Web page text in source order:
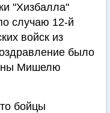
"Хизбалла"
случаю 12-й
войск из
было
Мишелю
бойцы